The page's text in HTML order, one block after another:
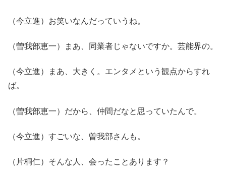
（今立進）お笑いなんだっていうね。
（曽我部恵一）まあ、同業者じゃないですか。芸能界の。
（今立進）まあ、大きく。エンタメという観点からすれ
ば。
（曽我部恵一）だから、仲間だなと思っていたんで。
（今立進）すごいな、曽我部さんも。
（片桐仁）そんな人、会ったことあります？